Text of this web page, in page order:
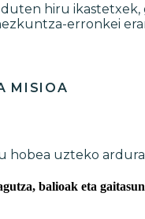
duten hiru
erronkei
MISIOA
uzteko
balioak eta